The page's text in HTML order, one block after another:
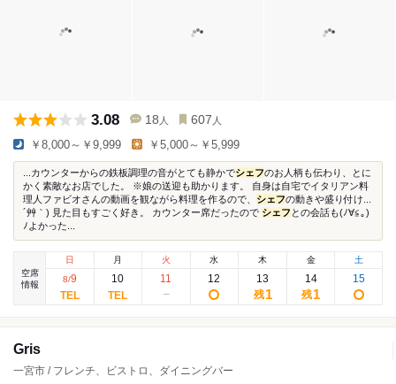
3.08 18 人 607 人
￥8,000～￥9,999 ￥5,000～￥5,999
...カウンターからの鉄板調理の音がとても静かでシェフのお人柄も伝わり、とに
かく素敵なお店でした。 ※娘の送迎も助かります。 自身は自宅でイタリアン料
理人ファビオさんの動画を観ながら料理を作るので、 シェフの動きや盛り付け...
´艸｀) 見た目もすごく好き。 カウンター席だったので シェフ との会話も(ﾉ∀≦｡)
ﾉよかった...
空席
情報
日
8/9
月
10
火
11
水
12
木
13
残1
金
14
残1
土
15
Gris
一宮市 / フレンチ、ビストロ、ダイニングバー